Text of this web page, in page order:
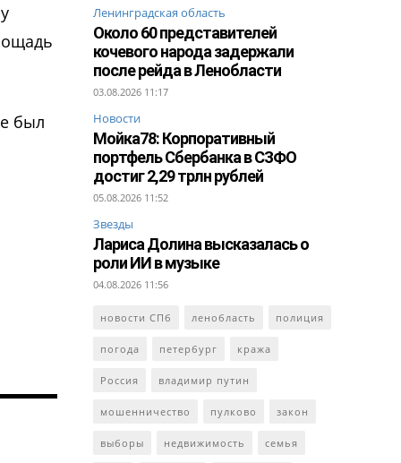
был
Ленинградская область
Около 60 представителей
кочевого народа задержали
после рейда в Ленобласти
03.08.2026 11:17
Новости
Мойка78: Корпоративный
портфель Сбербанка в СЗФО
достиг 2,29 трлн рублей
05.08.2026 11:52
Звезды
Лариса Долина высказалась о
роли ИИ в музыке
04.08.2026 11:56
новости СПб ленобласть полиция
погода петербург кража
Россия владимир путин
мошенничество пулково закон
выборы недвижимость семья